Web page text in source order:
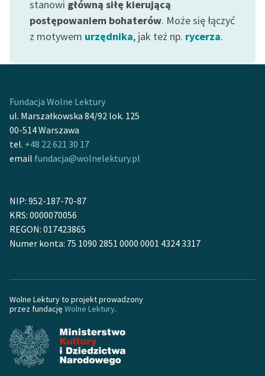
uczniów z
niepełnosprawnościami
Popularyzacja
Ręce pełne poezji
Kolekcje edukacyjne
twórców przechodzących
Starego Testamentu
Odkurzamy bohaterów
Szkoła Poezji Wolnych
O nas
Kontakt
O projekcie
Zespół
stanowi główną siłę kierującą
postępowaniem bohaterów. Może się łączyć
z motywem urzędnika, jak też np. rycerza.
Fundacja Wolne Lektury
ul. Marszałkowska 84/92 lok. 125
00-514 Warszawa
tel. +48 22 621 30 17
email fundacja@wolnelektury.pl
NIP: 952-187-70-87
KRS: 0000070056
REGON: 017423865
Numer konta: 75 1090 2851 0000 0001 4324 3317
Wolne Lektury to projekt prowadzony
przez fundację Wolne Lektury.